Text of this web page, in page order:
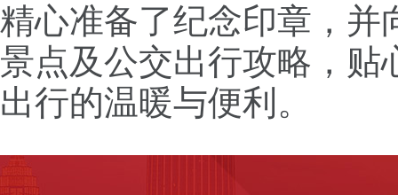
精心准备了纪念印章，并
景点及公交出行攻略，贴
出行的温暖与便利。